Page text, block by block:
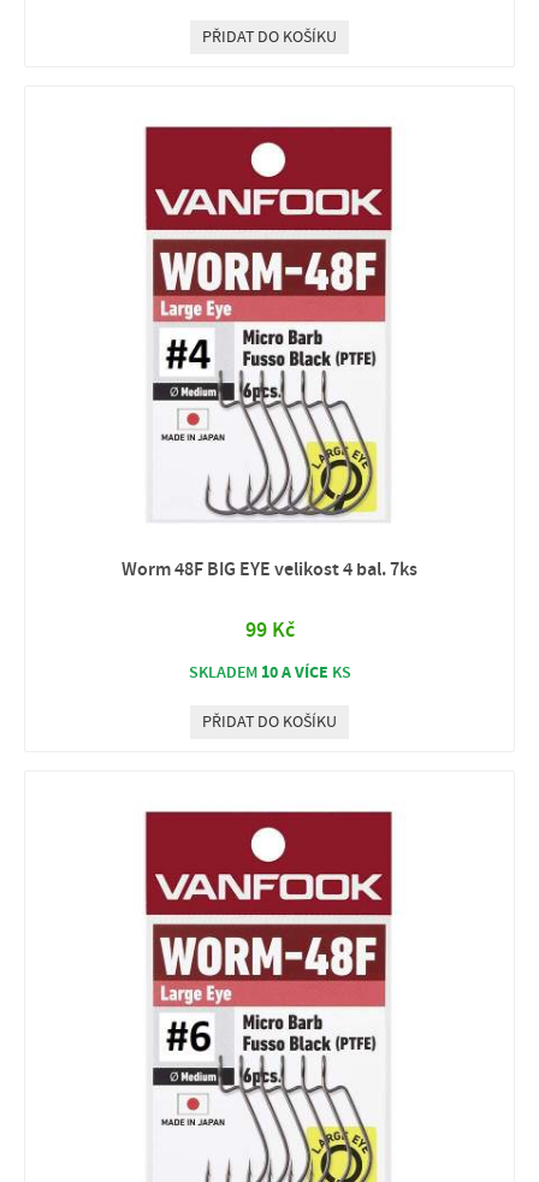
PŘIDAT DO KOŠÍKU
Worm 48F BIG EYE velikost 4 bal. 7ks
99 Kč
SKLADEM 10 A VÍCE KS
PŘIDAT DO KOŠÍKU